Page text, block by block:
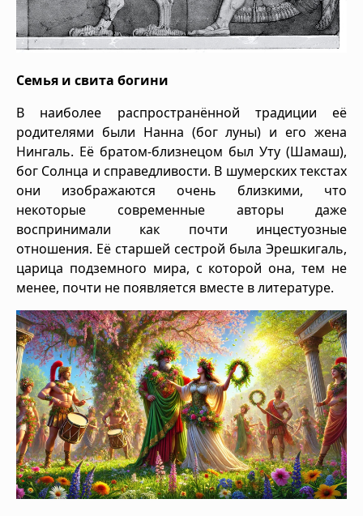
Семья и свита богини
В наиболее распространённой традиции её
родителями были Нанна (бог луны) и его жена
Нингаль. Её братом-близнецом был Уту (Шамаш),
бог Солнца и справедливости. В шумерских текстах
они изображаются очень близкими, что
некоторые современные авторы даже
воспринимали как почти инцестуозные
отношения. Её старшей сестрой была Эрешкигаль,
царица подземного мира, с которой она, тем не
менее, почти не появляется вместе в литературе.